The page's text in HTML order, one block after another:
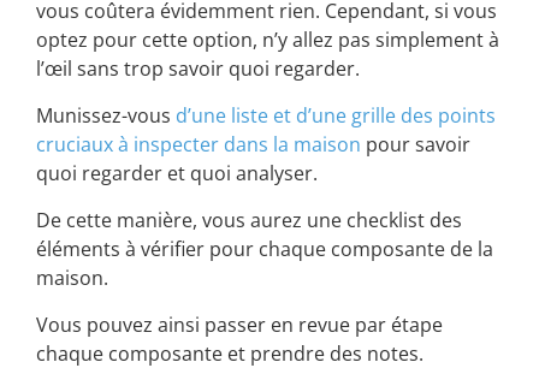
vous coûtera évidemment rien. Cependant, si vous
optez pour cette option, n’y allez pas simplement à
l’œil sans trop savoir quoi regarder.
Munissez-vous d’une liste et d’une grille des points
cruciaux à inspecter dans la maison pour savoir
quoi regarder et quoi analyser.
De cette manière, vous aurez une checklist des
éléments à vérifier pour chaque composante de la
maison.
Vous pouvez ainsi passer en revue par étape
chaque composante et prendre des notes.